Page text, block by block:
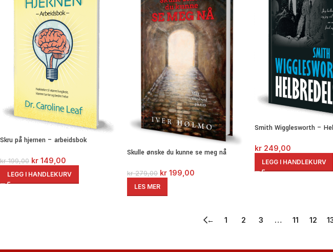
Skru på hjernen – arbeidsbok
kr199,00 kr 149,00
LEGG I HANDLEKURV
Skulle ønske du kunne se meg nå
kr279,00 kr 199,00
LES MER
Smith Wigglesworth –
kr249,00
LEGG I HANDLEKURV
← 1 2 3 … 11 12